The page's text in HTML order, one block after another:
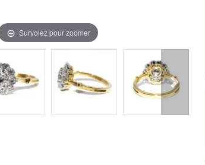
Survolez pour zoomer
Suivant